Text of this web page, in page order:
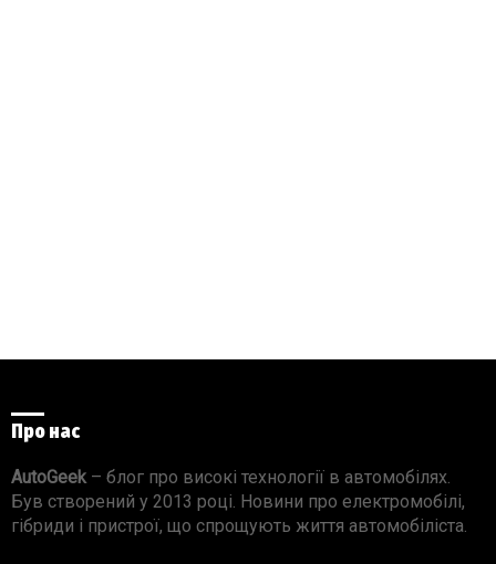
Про нас
AutoGeek – блог про високі технології в автомобілях.
Був створений у 2013 році. Новини про електромобілі,
гібриди і пристрої, що спрощують життя автомобіліста.